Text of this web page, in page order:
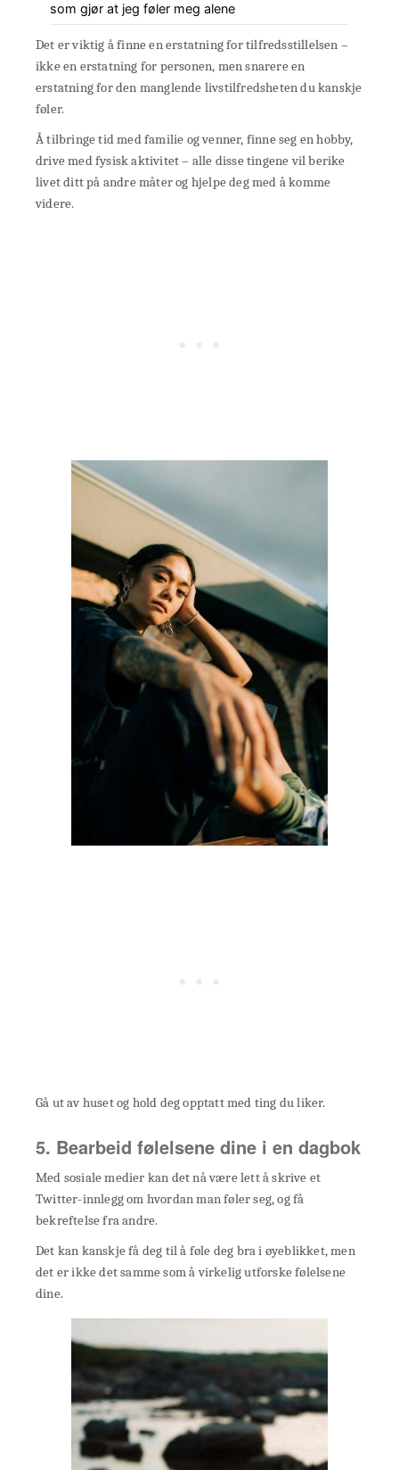
som gjør at jeg føler meg alene
Det er viktig å finne en erstatning for tilfredsstillelsen –
ikke en erstatning for personen, men snarere en
erstatning for den manglende livstilfredsheten du kanskje
føler.
Å tilbringe tid med familie og venner, finne seg en hobby,
drive med fysisk aktivitet – alle disse tingene vil berike
livet ditt på andre måter og hjelpe deg med å komme
videre.
Gå ut av huset og hold deg opptatt med ting du liker.
5. Bearbeid følelsene dine i en dagbok
Med sosiale medier kan det nå være lett å skrive et
Twitter-innlegg om hvordan man føler seg, og få
bekreftelse fra andre.
Det kan kanskje få deg til å føle deg bra i øyeblikket, men
det er ikke det samme som å virkelig utforske følelsene
dine.